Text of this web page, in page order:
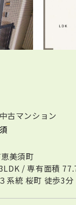
古マンション
美須町
/ 専有面積
系統 桜町 徒歩3分